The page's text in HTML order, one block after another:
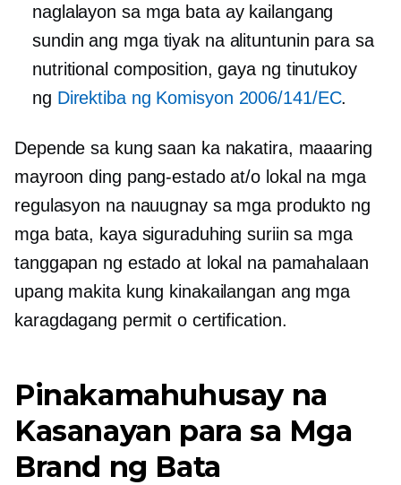
naglalayon sa mga bata ay kailangang
sundin ang mga tiyak na alituntunin para sa
nutritional composition, gaya ng tinutukoy
ng Direktiba ng Komisyon 2006/141/EC.
Depende sa kung saan ka nakatira, maaaring
mayroon ding pang-estado at/o lokal na mga
regulasyon na nauugnay sa mga produkto ng
mga bata, kaya siguraduhing suriin sa mga
tanggapan ng estado at lokal na pamahalaan
upang makita kung kinakailangan ang mga
karagdagang permit o certification.
Pinakamahuhusay na
Kasanayan para sa Mga
Brand ng Bata